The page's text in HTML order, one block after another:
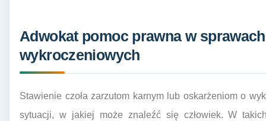
Adwokat pomoc prawna w
wykroczeniowych
Stawienie czoła zarzutom karnym lub oskarżeniom o
sytuacji, w jakiej może znaleźć się człowiek. W